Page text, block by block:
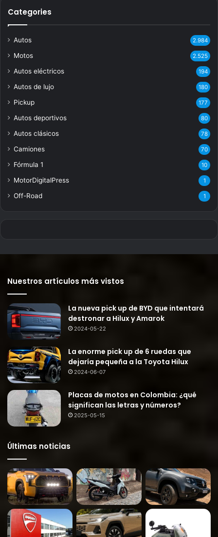
Categories
Autos 2.984
Motos 2.525
Autos eléctricos 194
Autos de lujo 180
Pickup 177
Autos deportivos 80
Autos clásicos 78
Camiones 70
Fórmula 1 10
MotorDigitalPress 1
Off-Road 1
Nuestros artículos más vistos
La nueva pick up de BYD que intentará
destronar a Hilux y Amarok
2024-05-22
La enorme pick up de 6 ruedas que
dejaría pequeña a la Toyota Hilux
2024-06-07
Placas de motos en Colombia: ¿qué
significan las letras y números?
2025-05-15
Últimas noticias